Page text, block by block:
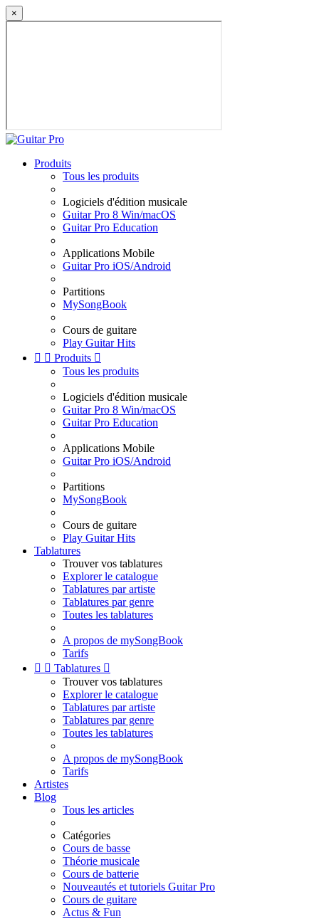
×
Produits
Tous les produits
Logiciels d'édition musicale
Guitar Pro 8 Win/macOS
Guitar Pro Education
Applications Mobile
Guitar Pro iOS/Android
Partitions
MySongBook
Cours de guitare
Play Guitar Hits
  Produits 
Tous les produits
Logiciels d'édition musicale
Guitar Pro 8 Win/macOS
Guitar Pro Education
Applications Mobile
Guitar Pro iOS/Android
Partitions
MySongBook
Cours de guitare
Play Guitar Hits
Tablatures
Trouver vos tablatures
Explorer le catalogue
Tablatures par artiste
Tablatures par genre
Toutes les tablatures
A propos de mySongBook
Tarifs
  Tablatures 
Trouver vos tablatures
Explorer le catalogue
Tablatures par artiste
Tablatures par genre
Toutes les tablatures
A propos de mySongBook
Tarifs
Artistes
Blog
Tous les articles
Catégories
Cours de basse
Théorie musicale
Cours de batterie
Nouveautés et tutoriels Guitar Pro
Cours de guitare
Actus & Fun